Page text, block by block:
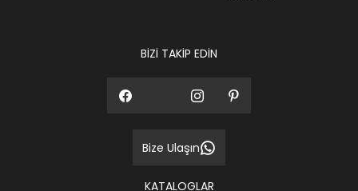
BİZİ TAKİP EDİN
Bize Ulaşın
KATALOGLAR